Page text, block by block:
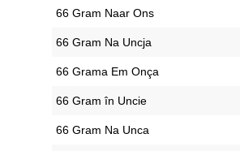
‎66 Gram Naar Ons
‎66 Gram Na Uncja
‎66 Grama Em Onça
‎66 Gram în Uncie
‎66 Gram Na Unca